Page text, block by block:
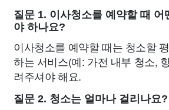
질문 1. 이사청소를 예약할 때 어
야 하나요?
이사청소를 예약할 때는 청소할
하는 서비스(예: 가전 내부 청소,
려주셔야 해요.
질문 2. 청소는 얼마나 걸리나요?